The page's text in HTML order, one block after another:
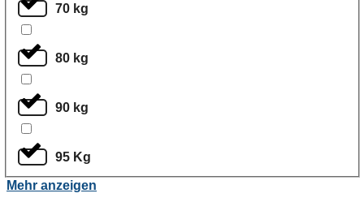
70 kg
80 kg
90 kg
95 Kg
Mehr anzeigen